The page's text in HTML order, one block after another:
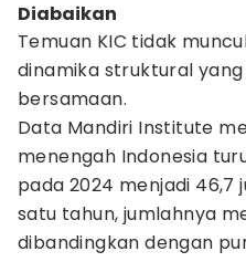
Diabaikan
Temuan KIC tidak
dinamika struktural
bersamaan.
Data Mandiri Institute
menengah Indonesia
pada 2024 menjadi 46,7
satu tahun, jumlahnya
dibandingkan dengan